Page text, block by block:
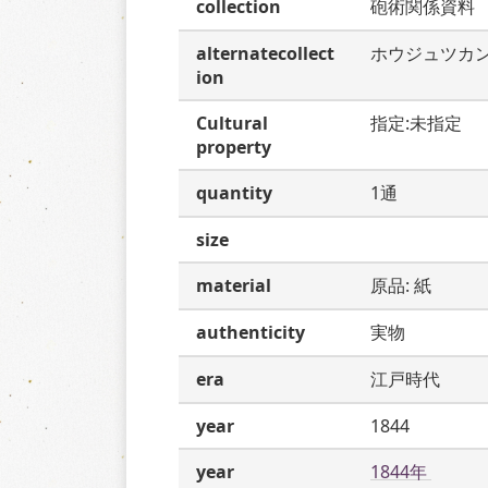
collection
砲術関係資料
alternatecollect
ion
ホウジュツカ
Cultural
property
指定:未指定
quantity
1通
size
material
原品: 紙
authenticity
実物
era
江戸時代
year
1844
year
1844年